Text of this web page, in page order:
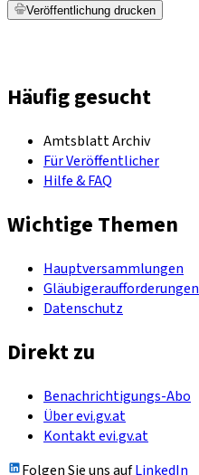
Veröffentlichung drucken
Häufig gesucht
Amtsblatt Archiv
Für Veröffentlicher
Hilfe & FAQ
Wichtige Themen
Hauptversammlungen
Gläubigeraufforderungen
Datenschutz
Direkt zu
Benachrichtigungs-Abo
Über evi.gv.at
Kontakt evi.gv.at
Folgen Sie uns aufLinkedIn